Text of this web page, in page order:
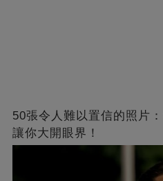
50張令人難以置信的照片
讓你大開眼界！